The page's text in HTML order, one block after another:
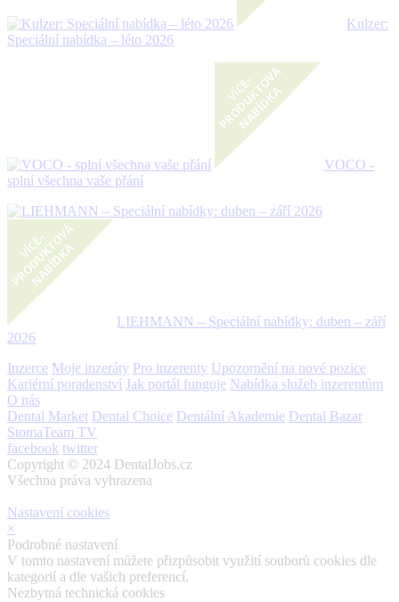
Kulzer:
Speciální nabídka – léto 2026
VOCO -
splní všechna vaše přání
LIEHMANN – Speciální nabídky: duben – září
2026
Inzerce Moje inzeráty Pro inzerenty Upozornění na nové pozice
Kariérní poradenství Jak portál funguje Nabídka služeb inzerentům
O nás
Dental Market Dental Choice Dentální Akademie Dental Bazar
StomaTeam TV
facebook twitter
Copyright © 2024 DentalJobs.cz
Všechna práva vyhrazena
Nastavení cookies
×
Podrobné nastavení
V tomto nastavení můžete přizpůsobit využití souborů cookies dle
kategorií a dle vašich preferencí.
Nezbytná technická cookies